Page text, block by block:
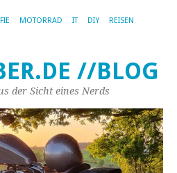
MOTORRAD IT DIY REISEN
//BLOG
der Sicht eines Nerds